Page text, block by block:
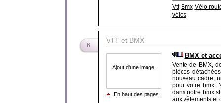
Vtt Bmx Vélo
vélos
6
VTT et BMX
Ajout d'une image
En haut des pages
BMX et
Vente de BMX,
pièces
nouveau cadre,
pour votre bmx.
dans notre bmx
aux vêtements et